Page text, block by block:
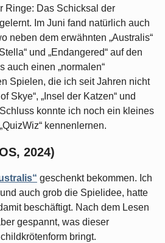
Ringe: Das Schicksal der
Im Juni fand natürlich auch
neben dem erwähnten „Australis“
und „Endangered“ auf den
auch einen „normalen“
Spielen, die ich seit Jahren nicht
Skye“, „Insel der Katzen“ und
konnte ich noch ein kleines
kennenlernen.
2024)
geschenkt bekommen. Ich
auch grob die Spielidee, hatte
beschäftigt. Nach dem Lesen
gespannt, was dieser
bringt.